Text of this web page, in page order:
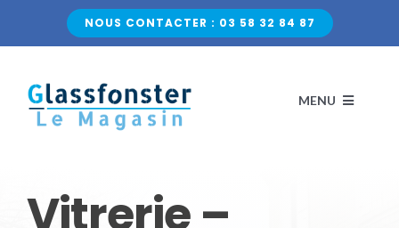
NOUS CONTACTER : 03 58 32 84 87
MENU
Vitrerie –